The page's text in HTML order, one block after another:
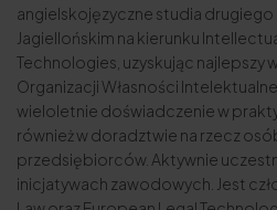
angielskojęzyczne studia
Jagiellońskim na kierunku
Technologies, uzyskując najlepszy
Organizacji Własności
wieloletnie doświadczenie w
również w doradztwie na rzecz
przedsiębiorców. Aktywnie
inicjatywach zawodowych. Jest